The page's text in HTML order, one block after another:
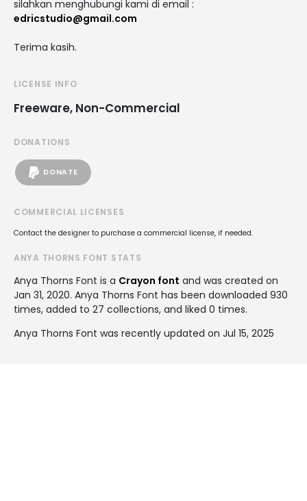
silahkan menghubungi kami di email :
edricstudio@gmail.com
Terima kasih.
LICENSE INFO
Freeware, Non-Commercial
DONATIONS
DONATE
COMMERCIAL LICENSES
Contact the designer to purchase a commercial license, if needed.
ANYA THORNS FONT STATS
Anya Thorns Font is a Crayon font and was created on
Jan 31, 2020. Anya Thorns Font has been downloaded 930
times, added to 27 collections, and liked 0 times.
Anya Thorns Font was recently updated on Jul 15, 2025